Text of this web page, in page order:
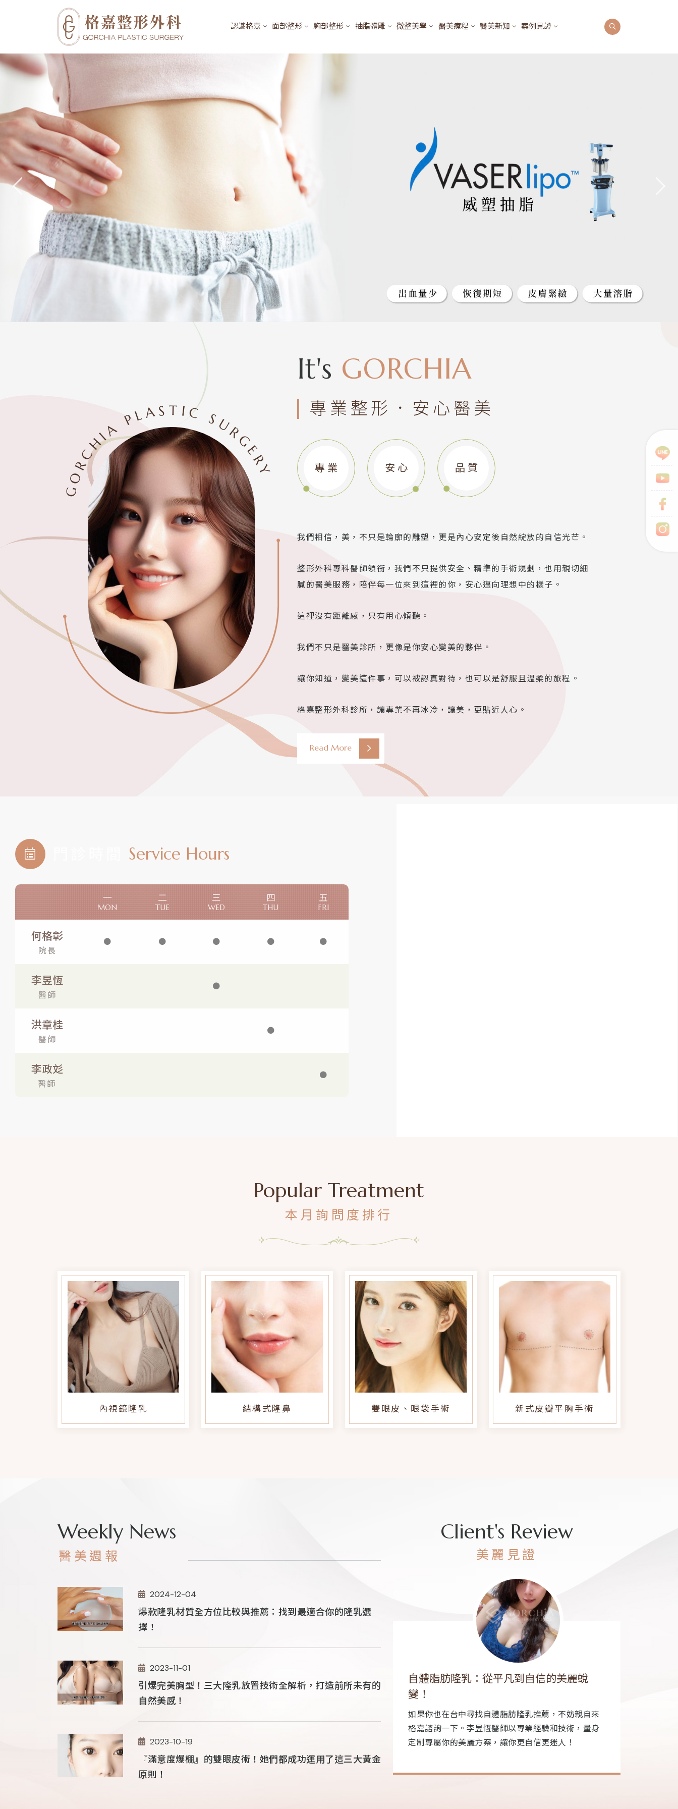
認識格嘉 面部整形 胸部整形 抽脂體雕 微整美學 醫美療程 醫美新知 案例見證
GORCHIA PLASTIC SURGERY
It's GORCHIA
專業整形．安心醫美
專 業 安 心 品 質
我們相信，美，不只是輪廓的雕塑，更是內心安定後自然綻放的自信光芒。
整形外科專科醫師領銜，我們不只提供安全、精準的手術規劃，也用親切細
膩的醫美服務，陪伴每一位來到這裡的你，安心邁向理想中的樣子。
這裡沒有距離感，只有用心傾聽。
我們不只是醫美診所，更像是你安心變美的夥伴。
讓你知道，變美這件事，可以被認真對待，也可以是舒服且溫柔的旅程。
格嘉整形外科診所，讓專業不再冰冷，讓美，更貼近人心。
Read More
Service Hours
一
MON
二
TUE
三
WED
四
THU
五
FRI
何格彰
院長
● ● ● ● ●
李昱恆
醫師
●
洪章桂
醫師
●
李政彣
醫師
●
Popular Treatment
本月詢問度排行
結構式隆鼻 雙眼皮、眼袋手術 新式皮瓣平胸手術 體態雕塑
Weekly News
醫美週報
2024-12-04
爆款隆乳材質全方位比較與推薦：找到最適合你的隆乳選
擇！
2023-11-01
引爆完美胸型！三大隆乳放置技術全解析，打造前所未有的
自然美感！
2023-10-19
『滿意度爆棚』的雙眼皮術！她們都成功運用了這三大黃金
原則！
Client's Review
美麗見證
術，打造理想美胸
變了我的人生！」小柔表示，
後短短一個月，她的胸部形狀就
自體脂肪隆乳：從平凡到自信的美麗蛻
變！
定制專屬你的美麗方案，讓你更自信更迷人！
重新定義鼻整形：精緻設計，個性化美
感！
過去提到隆鼻，許多人會單純聯想到「讓鼻子更
高」，但現代的鼻整形已經不再只是追求高度的改
變，而是注重「整體和諧」與「個人特色」的藝術雕
支撐不足，導致鼻子整體顯得扁平而缺乏立體感。我